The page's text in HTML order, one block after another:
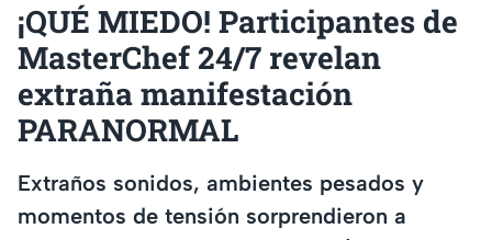
¡QUÉ MIEDO! Participantes de
MasterChef 24/7 revelan
extraña manifestación
PARANORMAL
Extraños sonidos, ambientes pesados y
momentos de tensión sorprendieron a